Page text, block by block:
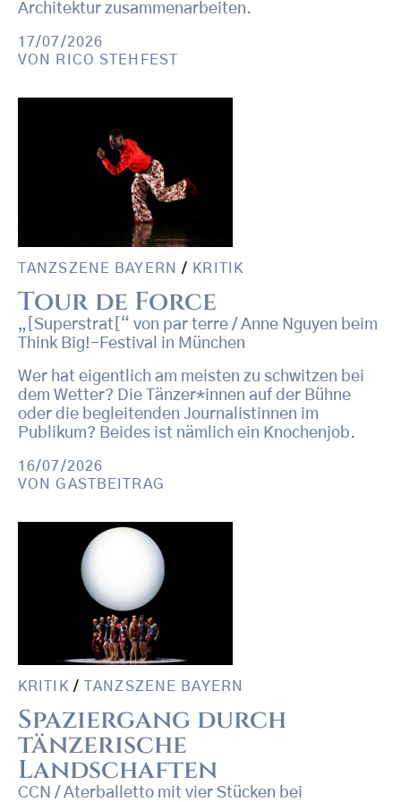
Architektur zusammenarbeiten.
17/07/2026
VON
RICO STEHFEST
TANZSZENE BAYERN / KRITIK
Tour de Force
„[Superstrat[“ von par terre / Anne Nguyen beim
Think Big!-Festival in München
Wer hat eigentlich am meisten zu schwitzen bei
dem Wetter? Die Tänzer*innen auf der Bühne
oder die begleitenden Journalistinnen im
Publikum? Beides ist nämlich ein Knochenjob.
16/07/2026
VONGASTBEITRAG
KRITIK / TANZSZENE BAYERN
Spaziergang durch
tänzerische
Landschaften
CCN / Aterballetto mit vier Stücken bei